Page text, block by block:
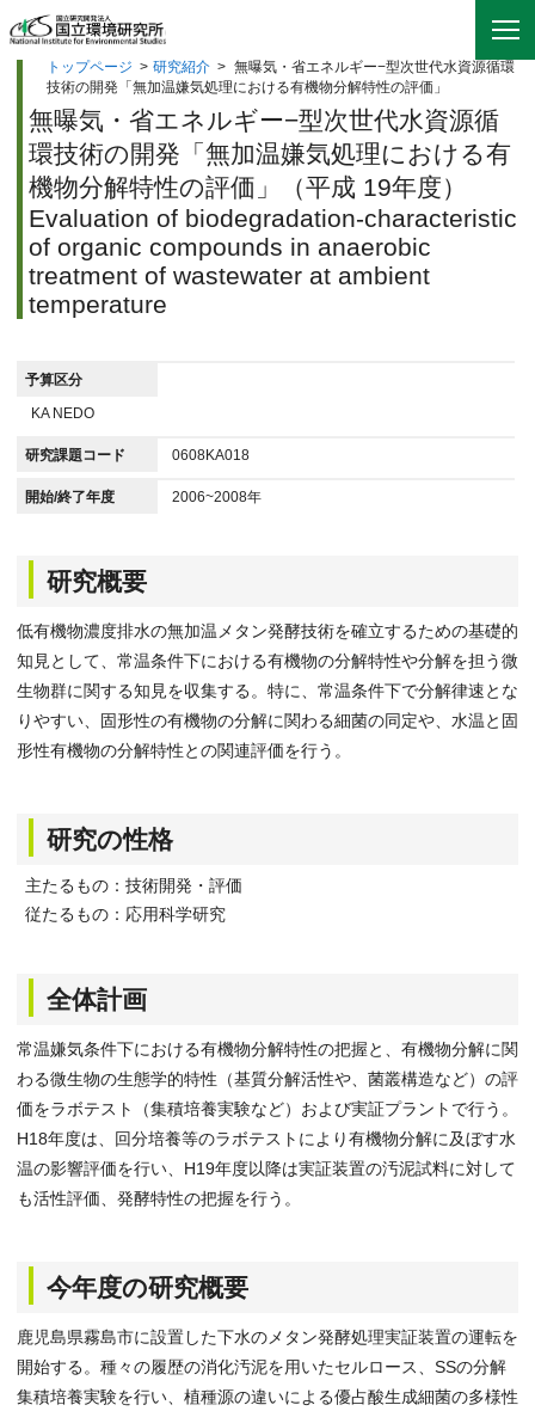
トップページ > 研究紹介 > 無曝気・省エネルギー−型次世代水資源循環
技術の開発「無加温嫌気処理における有機物分解特性の評価」
無曝気・省エネルギー−型次世代水資源循
環技術の開発「無加温嫌気処理における有
機物分解特性の評価」（平成 19年度）
Evaluation of biodegradation-characteristic
of organic compounds in anaerobic
treatment of wastewater at ambient
temperature
予算区分
KA NEDO
研究課題コード 0608KA018
開始/終了年度 2006~2008年
研究概要
低有機物濃度排水の無加温メタン発酵技術を確立するための基礎的
知見として、常温条件下における有機物の分解特性や分解を担う微
生物群に関する知見を収集する。特に、常温条件下で分解律速とな
りやすい、固形性の有機物の分解に関わる細菌の同定や、水温と固
形性有機物の分解特性との関連評価を行う。
研究の性格
主たるもの：技術開発・評価
従たるもの：応用科学研究
全体計画
常温嫌気条件下における有機物分解特性の把握と、有機物分解に関
わる微生物の生態学的特性（基質分解活性や、菌叢構造など）の評
価をラボテスト（集積培養実験など）および実証プラントで行う。
H18年度は、回分培養等のラボテストにより有機物分解に及ぼす水
温の影響評価を行い、H19年度以降は実証装置の汚泥試料に対して
も活性評価、発酵特性の把握を行う。
今年度の研究概要
鹿児島県霧島市に設置した下水のメタン発酵処理実証装置の運転を
開始する。種々の履歴の消化汚泥を用いたセルロース、SSの分解
集積培養実験を行い、植種源の違いによる優占酸生成細菌の多様性